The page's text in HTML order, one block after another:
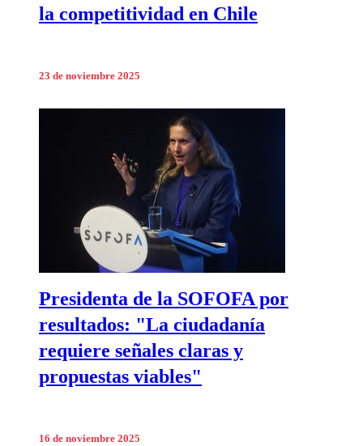
la competitividad en Chile
23 de noviembre 2025
Presidenta de la SOFOFA por
resultados: "La ciudadanía
requiere señales claras y
propuestas viables"
16 de noviembre 2025